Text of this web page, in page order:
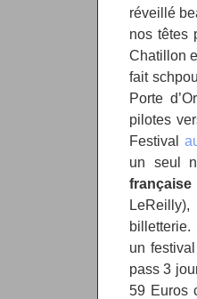
réveillé
nos têtes
Chatillon
fait
Porte
pilotes
Festival
un seul
billetterie.
un
pass 3
59 Euros